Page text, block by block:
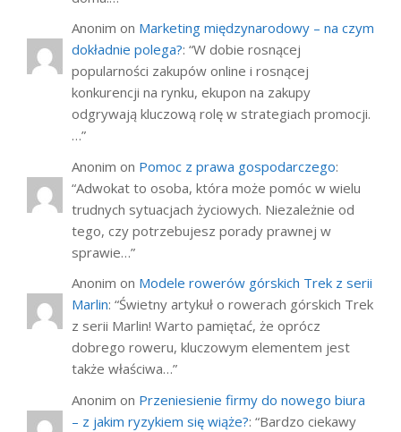
Anonim on Marketing międzynarodowy – na czym
dokładnie polega?: “W dobie rosnącej
popularności zakupów online i rosnącej
konkurencji na rynku, ekupon na zakupy
odgrywają kluczową rolę w strategiach promocji.
…”
Anonim on Pomoc z prawa gospodarczego:
“Adwokat to osoba, która może pomóc w wielu
trudnych sytuacjach życiowych. Niezależnie od
tego, czy potrzebujesz porady prawnej w
sprawie…”
Anonim on Modele rowerów górskich Trek z serii
Marlin: “Świetny artykuł o rowerach górskich Trek
z serii Marlin! Warto pamiętać, że oprócz
dobrego roweru, kluczowym elementem jest
także właściwa…”
Anonim on Przeniesienie firmy do nowego biura
– z jakim ryzykiem się wiąże?: “Bardzo ciekawy